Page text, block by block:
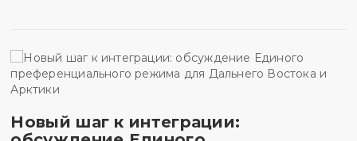
Новый шаг к интеграции: